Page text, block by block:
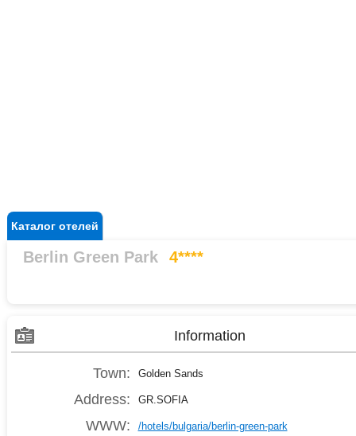
Каталог отелей
Berlin Green Park 4****
Information
Town: Golden Sands
Address: GR.SOFIA
WWW: /hotels/bulgaria/berlin-green-park